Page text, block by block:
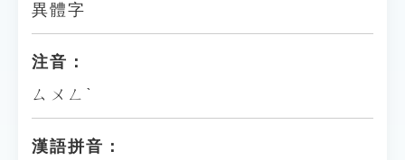
異體字
注音：
ㄙㄨㄥˋ
漢語拼音：